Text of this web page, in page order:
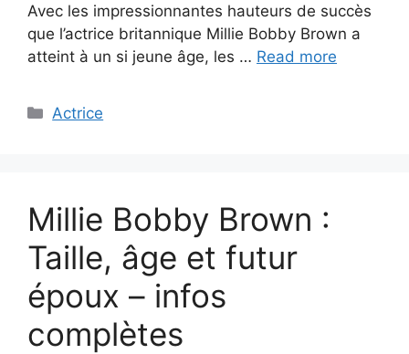
Avec les impressionnantes hauteurs de succès
que l’actrice britannique Millie Bobby Brown a
atteint à un si jeune âge, les … Read more
Categories
Actrice
Millie Bobby Brown :
Taille, âge et futur
époux – infos
complètes